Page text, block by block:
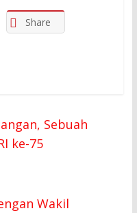
Share
Sebuah
ke-75
Wakil